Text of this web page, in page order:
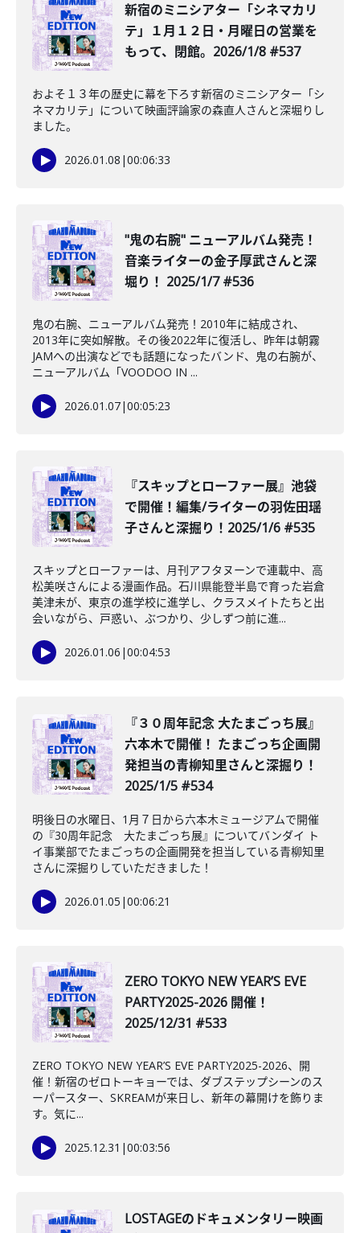
新宿のミニシアター「シネマカリ
テ」１月１２日・月曜日の営業を
もって、閉館。2026/1/8 #537
およそ１３年の歴史に幕を下ろす新宿のミニシアター「シ
ネマカリテ」について映画評論家の森直人さんと深堀りし
ました。
2026.01.08 |00:06:33
"鬼の右腕" ニューアルバム発売！
音楽ライターの金子厚武さんと深
堀り！ 2025/1/7 #536
鬼の右腕、ニューアルバム発売！2010年に結成され、
2013年に突如解散。その後2022年に復活し、昨年は朝霧
JAMへの出演などでも話題になったバンド、鬼の右腕が、
ニューアルバム「VOODOO IN ...
2026.01.07|00:05:23
『スキップとローファー展』池袋
で開催！編集/ライターの羽佐田瑶
子さんと深掘り！2025/1/6 #535
スキップとローファーは、月刊アフタヌーンで連載中、高
松美咲さんによる漫画作品。石川県能登半島で育った岩倉
美津未が、東京の進学校に進学し、クラスメイトたちと出
会いながら、戸惑い、ぶつかり、少しずつ前に進...
2026.01.06 |00:04:53
️『３０周年記念 大たまごっち展』
六本木で開催！ たまごっち企画開
発担当の青柳知里さんと深掘り！
2025/1/5 #534
明後日の水曜日、1月７日から六本木ミュージアムで開催
の『30周年記念 大たまごっち展』についてバンダイ ト
イ事業部でたまごっちの企画開発を担当している青柳知里
さんに深掘りしていただきました！
2026.01.05 |00:06:21
ZERO TOKYO NEW YEAR’S EVE
PARTY2025-2026 開催！
2025/12/31 #533
ZERO TOKYO NEW YEAR’S EVE PARTY2025-2026、開
催！新宿のゼロトーキョーでは、ダブステップシーンのス
ーパースター、SKREAMが来日し、新年の幕開けを飾りま
す。気に...
2025.12.31 |00:03:56
️LOSTAGEのドキュメンタリー映画